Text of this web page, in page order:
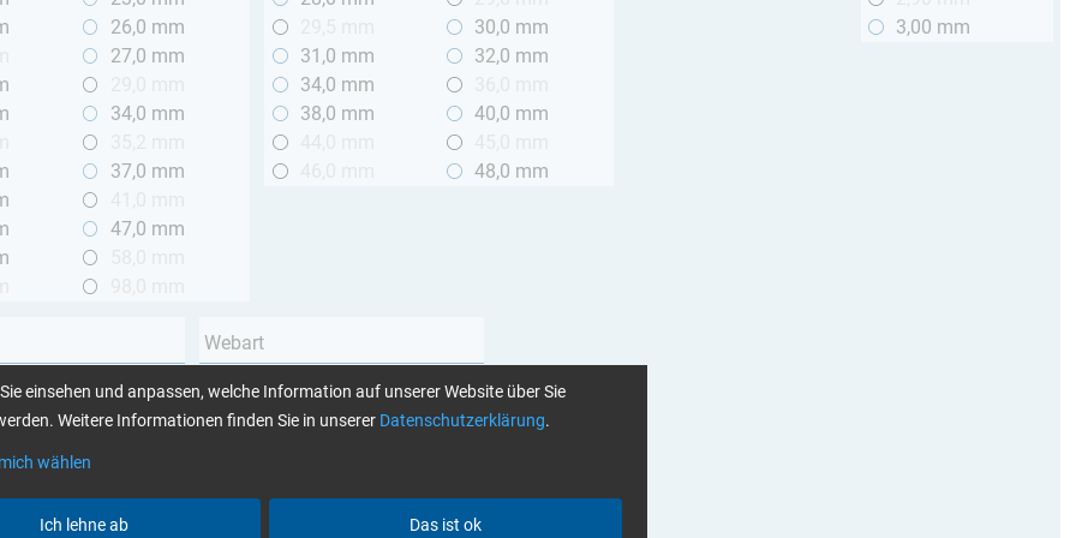
26,0 mm
27,0 mm
34,0 mm
37,0 mm
47,0 mm
30,0 mm
31,0 mm
32,0 mm
34,0 mm
38,0 mm
40,0 mm
48,0 mm
3,00 mm
Webart
einsehen und anpassen, welche Information auf unserer Website über Sie
Weitere Informationen finden Sie in unserer Datenschutzerklärung.
wählen
Ich lehne ab Das ist ok